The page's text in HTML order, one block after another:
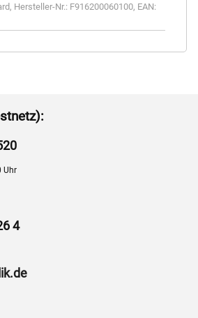
, Hersteller-Nr.: F916200060100, EAN:
Uhr
4